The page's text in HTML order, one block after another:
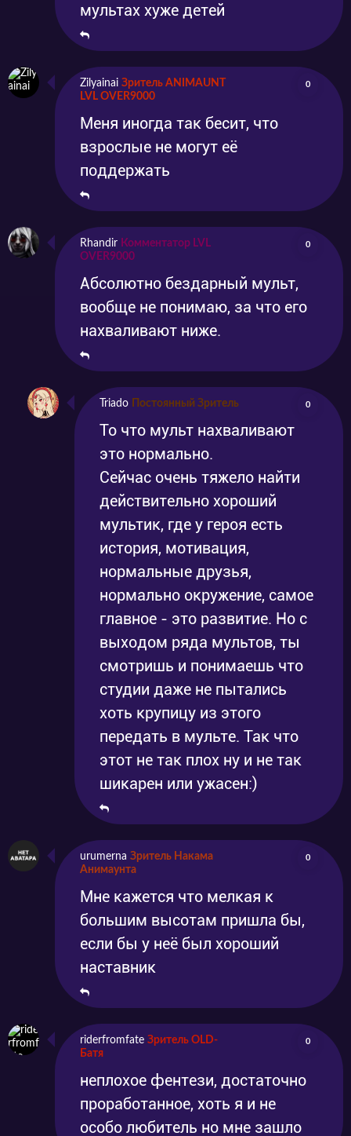
мультах хуже детей
Zilyainai Зритель ANIMAUNT
LVL OVER9000
0
Меня иногда так бесит, что
взрослые не могут её
поддержать
Rhandir Комментатор LVL
OVER9000
0
Абсолютно бездарный мульт,
вообще не понимаю, за что его
нахваливают ниже.
Triado Постоянный Зритель 0
То что мульт нахваливают
это нормально.
Сейчас очень тяжело найти
действительно хороший
мультик, где у героя есть
история, мотивация,
нормальные друзья,
нормально окружение, самое
главное - это развитие. Но с
выходом ряда мультов, ты
смотришь и понимаешь что
студии даже не пытались
хоть крупицу из этого
передать в мульте. Так что
этот не так плох ну и не так
шикарен или ужасен:)
urumerna Зритель Накама
Анимаунта
0
Мне кажется что мелкая к
большим высотам пришла бы,
если бы у неё был хороший
наставник
riderfromfate Зритель OLD-
Батя
0
неплохое фентези, достаточно
проработанное, хоть я и не
особо любитель но мне зашло